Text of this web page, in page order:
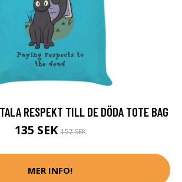
RESPEKT TILL DE DÖDA TOTE BAG
135 SEK157 SEK
MER INFO!